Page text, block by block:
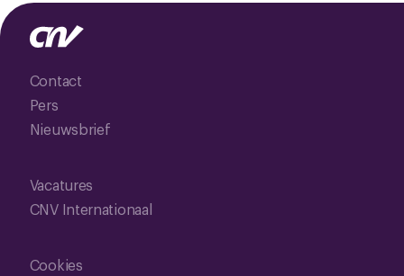
Contact
Pers
Nieuwsbrief
Vacatures
CNV Internationaal
Cookies